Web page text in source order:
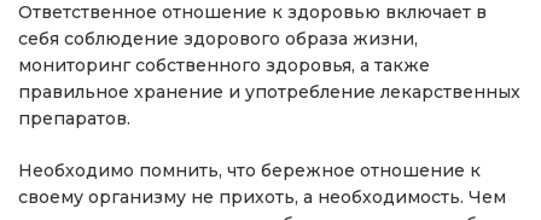
Ответственное отношение к здоровью включает в
себя соблюдение здорового образа жизни,
мониторинг собственного здоровья, а также
правильное хранение и употребление лекарственных
препаратов.
Необходимо помнить, что бережное отношение к
своему организму не прихоть, а необходимость. Чем